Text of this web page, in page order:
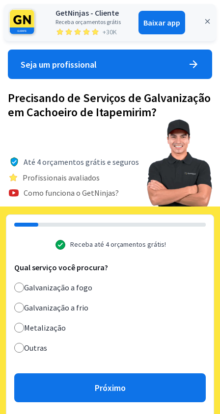
GetNinjas - Cliente
Receba orçamentos grátis
+30K
Baixar app
Entrar
Seja um profissional
Precisando de Serviços de Galvanização
em Cachoeiro de Itapemirim?
Até 4 orçamentos grátis e seguros
Profissionais avaliados
Como funciona o GetNinjas?
Receba até 4 orçamentos grátis!
Qual serviço você procura?
Galvanização a fogo
Galvanização a frio
Metalização
Outras
Próximo